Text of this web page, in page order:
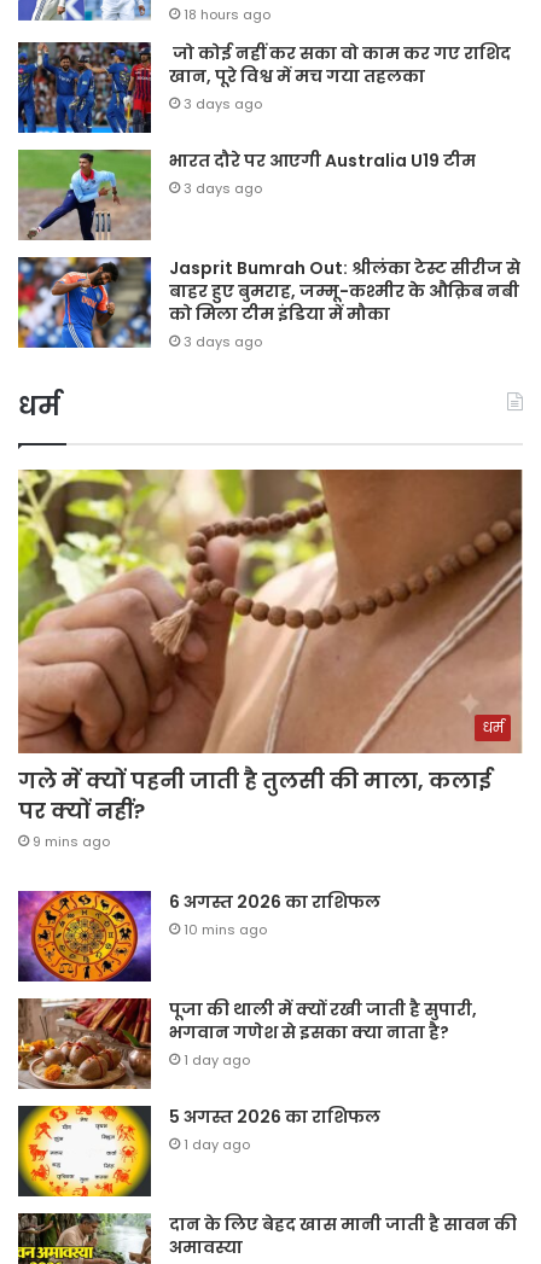
18 hours ago
जो कोई नहीं कर सका वो काम कर गए राशिद
खान, पूरे विश्व में मच गया तहलका
3 days ago
भारत दौरे पर आएगी Australia U19 टीम
3 days ago
Jasprit Bumrah Out: श्रीलंका टेस्ट सीरीज से
बाहर हुए बुमराह, जम्मू-कश्मीर के औक़िब नबी
को मिला टीम इंडिया में मौका
3 days ago
धर्म
धर्म
गले में क्यों पहनी जाती है तुलसी की माला, कलाई
पर क्यों नहीं?
9 mins ago
6 अगस्त 2026 का राशिफल
10 mins ago
पूजा की थाली में क्यों रखी जाती है सुपारी,
भगवान गणेश से इसका क्या नाता है?
1 day ago
5 अगस्त 2026 का राशिफल
1 day ago
दान के लिए बेहद खास मानी जाती है सावन की
अमावस्या